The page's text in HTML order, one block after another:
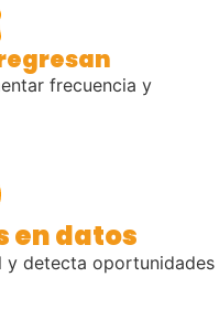
frecuencia y
en datos
y detecta oportunidades